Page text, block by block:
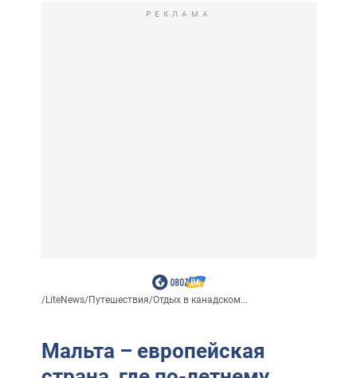
РЕКЛАМА
/LiteNews/Путешествия/Отдых в канадском...
Мальта – европейская